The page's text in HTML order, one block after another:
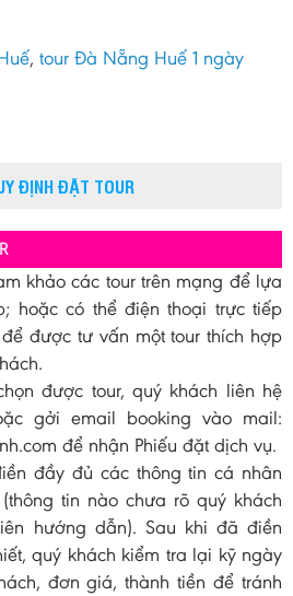
, tour Đà Nẵng Huế 1 ngày
ĐỊNH ĐẶT TOUR
khảo các tour trên mạng để lựa
hoặc có thể điện thoại trực tiếp
được tư vấn một tour thích hợp
được tour, quý khách liên hệ
gởi email booking vào mail:
để nhận Phiếu đặt dịch vụ.
đầy đủ các thông tin cá nhân
tin nào chưa rõ quý khách
hướng dẫn). Sau khi đã điền
quý khách kiểm tra lại kỹ ngày
đơn giá, thành tiền để tránh